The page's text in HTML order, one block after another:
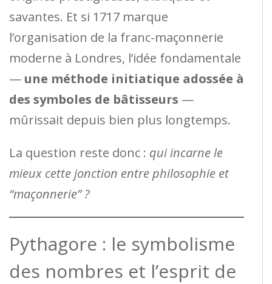
savantes. Et si 1717 marque
l’organisation de la franc-maçonnerie
moderne à Londres, l’idée fondamentale
— une méthode initiatique adossée à
des symboles de bâtisseurs —
mûrissait depuis bien plus longtemps.
La question reste donc : qui incarne le
mieux cette jonction entre philosophie et
“maçonnerie” ?
Pythagore : le symbolisme
des nombres et l’esprit de